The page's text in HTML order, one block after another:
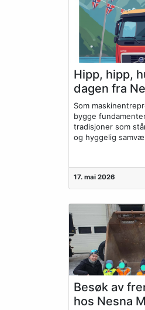
Hipp, hipp,
dagen fra
Som
bygge
tradisjoner som
og hyggelig
17. mai 2026
Besøk av
hos Nesna